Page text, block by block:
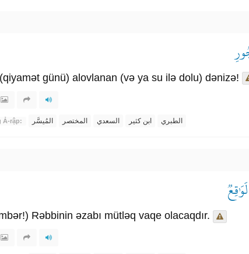
günü) alovlanan (və ya su ilə dolu) dənizə!
Ả-rập: المُيسَّر المختصر السعدي ابن كثير الطبري
Rəbbinin əzabı mütləq vaqe olacaqdır.